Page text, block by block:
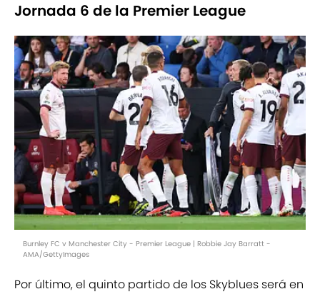
Jornada 6 de la Premier League
Burnley FC v Manchester City - Premier League | Robbie Jay Barratt -
AMA/GettyImages
Por último, el quinto partido de los Skyblues será en